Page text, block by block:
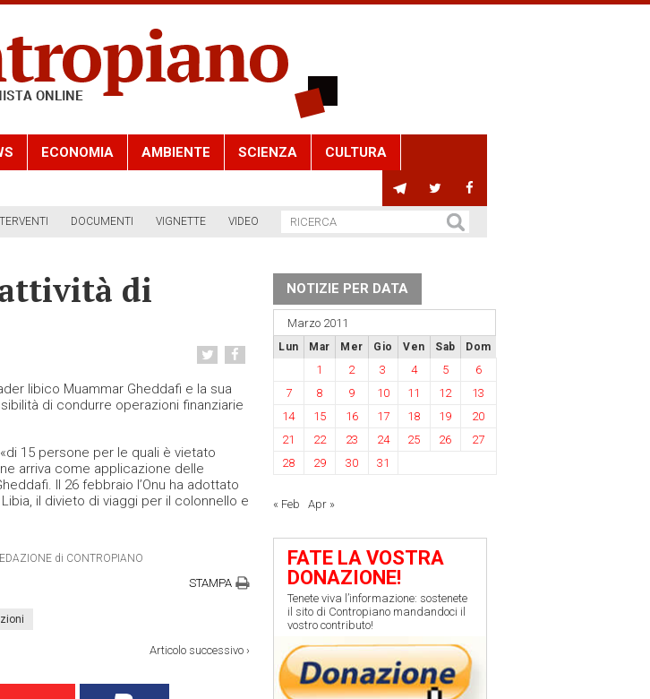
ECONOMIA AMBIENTE SCIENZA CULTURA
DOCUMENTI VIGNETTE VIDEO
attività di
libico Muammar Gheddafi e la sua
di condurre operazioni finanziarie
15 persone per le quali è vietato
arriva come applicazione delle
Il 26 febbraio l’Onu ha adottato
il divieto di viaggi per il colonnello e
di CONTROPIANO
STAMPA
Articolo successivo ›
NOTIZIE PER DATA
Marzo 2011
Lun Mar Mer Gio Ven Sab Dom
1 2 3 4 5
6
7
8 9 10 11 12
13
14
15 16 17 18 19
20
21
22 23 24 25 26
27
28
29 30 31
« Feb Apr »
FATE LA VOSTRA
DONAZIONE!
Tenete viva l’informazione: sostenete
il sito di Contropiano mandandoci il
vostro contributo!